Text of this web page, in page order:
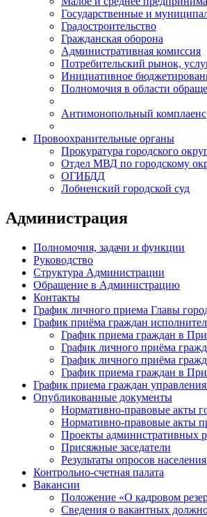
Государственные и
Градостроительство
Гражданская оборона
Административная комиссия
Потребительский рынок,
Инициативное
Полномочия в области
Антимонопольный комплаенс
Провоохранительные органы
Прокуратура городского
Отдел МВД по городскому
ОГИБДД
Лобненский городской суд
Администрация
Полномочия, задачи и функции
Руководство
Структура Администрации
Обращение в Администрацию
Контакты
График личного приема Главы
График приёма граждан
График приема граждан в
График личного приёма
График личного приёма
График приема граждан в
График приема граждан
Опубликованные документы
Нормативно-правовые акты
Нормативно-правовые акты
Проекты административных
Присяжные заседатели
Результаты опросов населения
Контрольно-счетная палата
Вакансии
Положение «О кадровом
Сведения о вакантных